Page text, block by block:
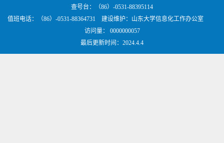
查号台：（86）-0531-88395114
值班电话：（86）-0531-88364731 建设维护：山东大学信息化工作办公室
访问量： 0000000057
最后更新时间： 2024.4.4